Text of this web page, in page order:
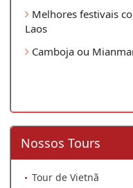
Melhores festivais
Laos
Camboja ou
Nossos Tours
Tour de Vietnã